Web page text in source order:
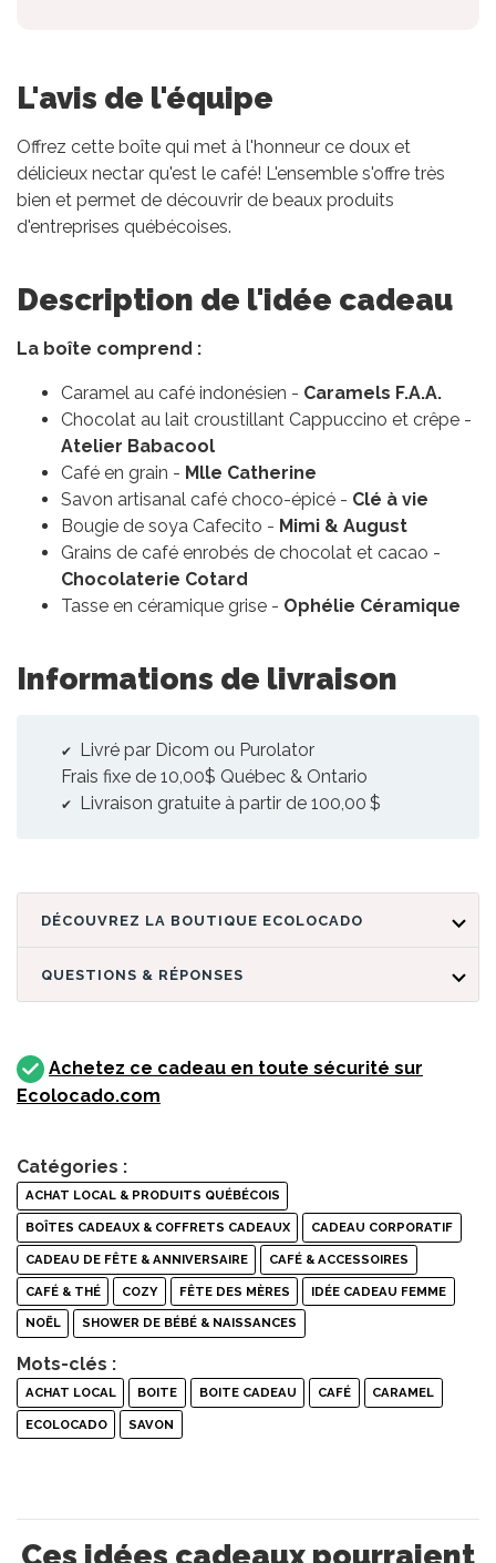
L'avis de l'équipe
Offrez cette boîte qui met à l'honneur ce doux et
délicieux nectar qu'est le café! L'ensemble s'offre très
bien et permet de découvrir de beaux produits
d'entreprises québécoises.
Description de l'idée cadeau
La boîte comprend :
Caramel au café indonésien - Caramels F.A.A.
Chocolat au lait croustillant Cappuccino et crêpe -
Atelier Babacool
Café en grain - Mlle Catherine
Savon artisanal café choco-épicé - Clé à vie
Bougie de soya Cafecito - Mimi & August
Grains de café enrobés de chocolat et cacao -
Chocolaterie Cotard
Tasse en céramique grise - Ophélie Céramique
Informations de livraison
Livré par Dicom ou Purolator
Frais fixe de 10,00$ Québec & Ontario
Livraison gratuite à partir de 100,00 $
DÉCOUVREZ LA BOUTIQUE ECOLOCADO
QUESTIONS & RÉPONSES
Achetez ce cadeau en toute sécurité sur
Ecolocado.com
Catégories :
ACHAT LOCAL & PRODUITS QUÉBÉCOIS
BOÎTES CADEAUX & COFFRETS CADEAUX CADEAU CORPORATIF
CADEAU DE FÊTE & ANNIVERSAIRE CAFÉ & ACCESSOIRES
CAFÉ & THÉ COZY FÊTE DES MÈRES IDÉE CADEAU FEMME
NOËL SHOWER DE BÉBÉ & NAISSANCES
Mots-clés :
ACHAT LOCAL BOITE BOITE CADEAU CAFÉ CARAMEL
ECOLOCADO SAVON
Ces idées cadeaux pourraient